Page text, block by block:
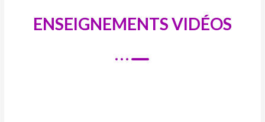
ENSEIGNEMENTS VIDÉOS